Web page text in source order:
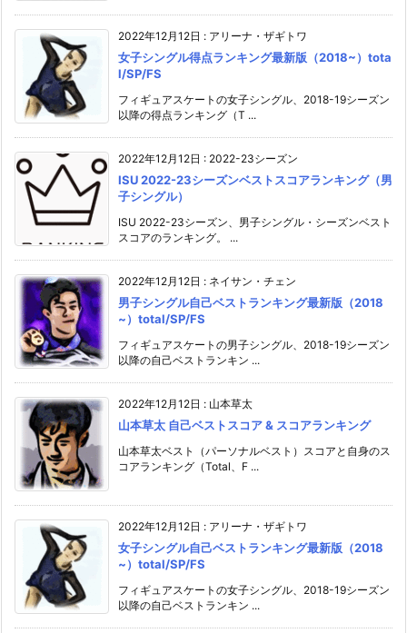
2022年12月12日 : アリーナ・ザギトワ
女子シングル得点ランキング最新版（2018~）tota
l/SP/FS
フィギュアスケートの女子シングル、2018-19シーズン
以降の得点ランキング（T ...
2022年12月12日 : 2022-23シーズン
ISU 2022-23シーズンベストスコアランキング（男
子シングル）
ISU 2022-23シーズン、男子シングル・シーズンベスト
スコアのランキング。 ...
2022年12月12日 : ネイサン・チェン
男子シングル自己ベストランキング最新版（2018
~）total/SP/FS
フィギュアスケートの男子シングル、2018-19シーズン
以降の自己ベストランキン ...
2022年12月12日 : 山本草太
山本草太 自己ベストスコア & スコアランキング
山本草太ベスト（パーソナルベスト）スコアと自身のス
コアランキング（Total、F ...
2022年12月12日 : アリーナ・ザギトワ
女子シングル自己ベストランキング最新版（2018
~）total/SP/FS
フィギュアスケートの女子シングル、2018-19シーズン
以降の自己ベストランキン ...